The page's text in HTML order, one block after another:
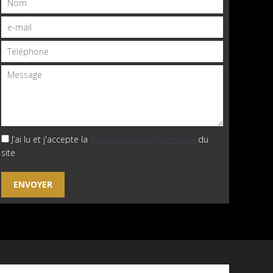
J’ai lu et j'accepte la politique de confidentialité
du
site